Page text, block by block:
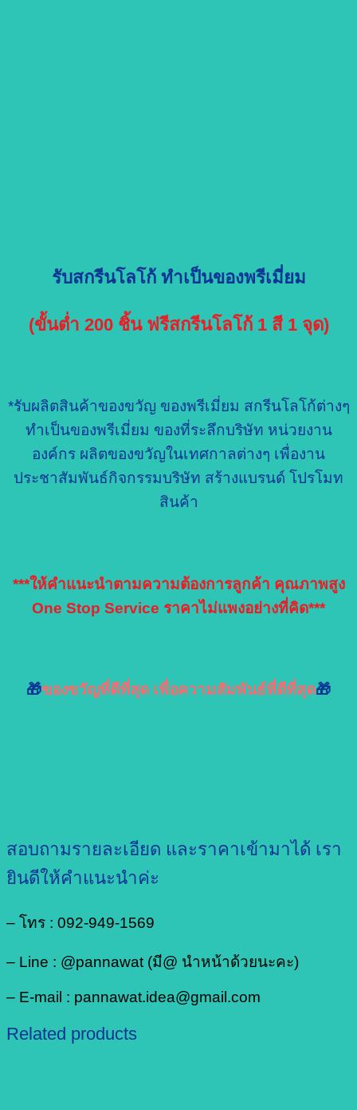
รับสกรีนโลโก้ ทำเป็นของพรีเมี่ยม
(ขั้นต่ำ 200 ชิ้น ฟรีสกรีนโลโก้ 1 สี 1 จุด)
*รับผลิตสินค้าของขวัญ ของพรีเมี่ยม สกรีนโลโก้ต่างๆ
ทำเป็นของพรีเมี่ยม ของที่ระลึกบริษัท หน่วยงาน
องค์กร ผลิตของขวัญในเทศกาลต่างๆ เพื่องาน
ประชาสัมพันธ์กิจกรรมบริษัท สร้างแบรนด์ โปรโมท
สินค้า
***ให้คำแนะนำตามความต้องการลูกค้า คุณภาพสูง
One Stop Service ราคาไม่แพงอย่างที่คิด***
🎁ของขวัญที่ดีที่สุด เพื่อความสัมพันธ์ที่ดีที่สุด🎁
สอบถามรายละเอียด และราคาเข้ามาได้ เรา
ยินดีให้คำแนะนำค่ะ
– โทร : 092-949-1569
– Line : @pannawat (มี@ นำหน้าด้วยนะคะ)
– E-mail : pannawat.idea@gmail.com
Related products